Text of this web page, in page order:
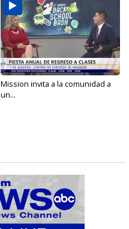
Mission invita a la comunidad a
un...